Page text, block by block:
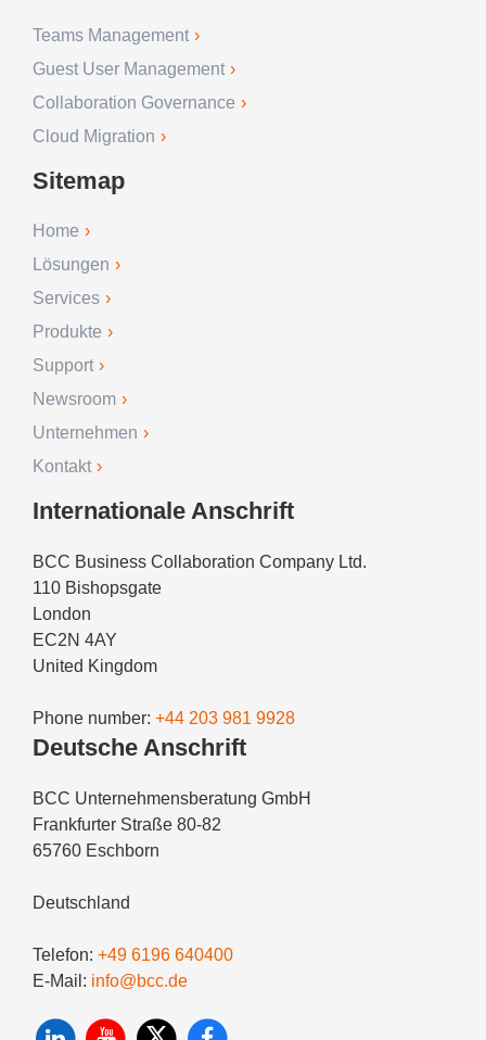
Teams Management
Guest User Management
Collaboration Governance
Cloud Migration
Sitemap
Home
Lösungen
Services
Produkte
Support
Newsroom
Unternehmen
Kontakt
Internationale Anschrift
BCC Business Collaboration Company Ltd.
110 Bishopsgate
London
EC2N 4AY
United Kingdom
Phone number: +44 203 981 9928
Deutsche Anschrift
BCC Unternehmensberatung GmbH
Frankfurter Straße 80-82
65760 Eschborn
Deutschland
Telefon: +49 6196 640400
E-Mail: info@bcc.de